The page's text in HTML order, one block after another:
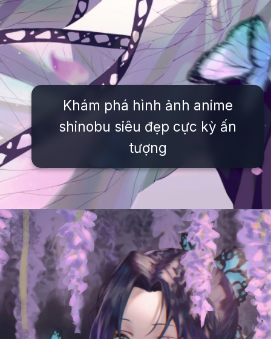
Khám phá hình ảnh anime
shinobu siêu đẹp cực kỳ ấn
tượng
Đang mở https://issiloo.edu.vn/shinobu-cute